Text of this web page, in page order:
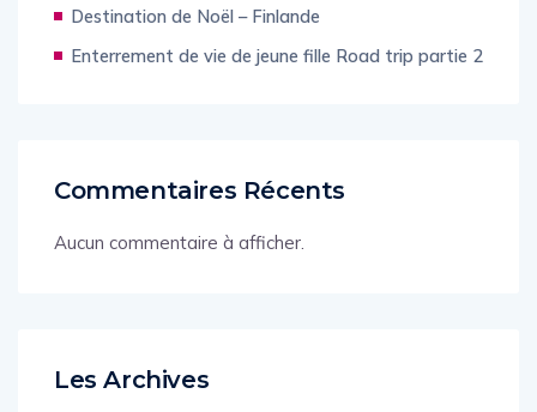
Destination de Noël – Finlande
Enterrement de vie de jeune fille Road trip partie 2
Commentaires Récents
Aucun commentaire à afficher.
Les Archives